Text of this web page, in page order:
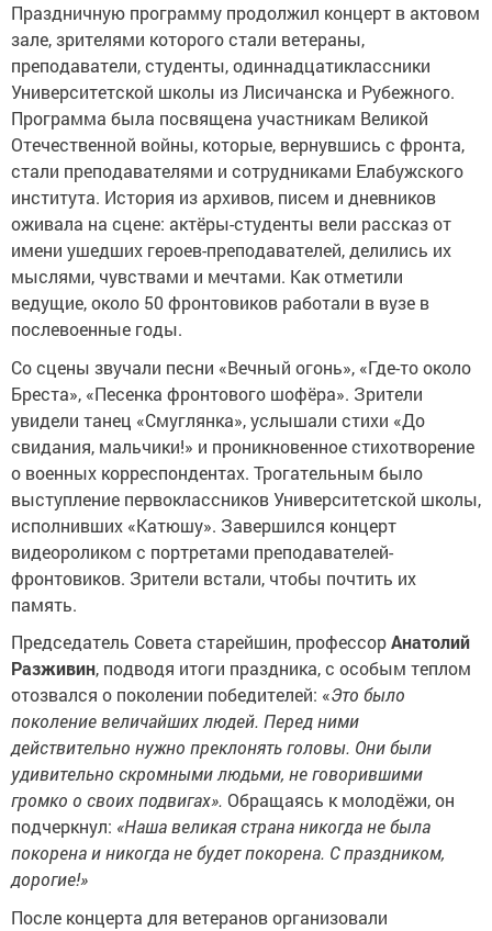
Праздничную программу продолжил концерт в актовом
зале, зрителями которого стали ветераны,
преподаватели, студенты, одиннадцатиклассники
Университетской школы из Лисичанска и Рубежного.
Программа была посвящена участникам Великой
Отечественной войны, которые, вернувшись с фронта,
стали преподавателями и сотрудниками Елабужского
института. История из архивов, писем и дневников
оживала на сцене: актёры-студенты вели рассказ от
имени ушедших героев-преподавателей, делились их
мыслями, чувствами и мечтами. Как отметили
ведущие, около 50 фронтовиков работали в вузе в
послевоенные годы.
Со сцены звучали песни «Вечный огонь», «Где-то около
Бреста», «Песенка фронтового шофёра». Зрители
увидели танец «Смуглянка», услышали стихи «До
свидания, мальчики!» и проникновенное стихотворение
о военных корреспондентах. Трогательным было
выступление первоклассников Университетской школы,
исполнивших «Катюшу». Завершился концерт
видеороликом с портретами преподавателей-
фронтовиков. Зрители встали, чтобы почтить их
память.
Председатель Совета старейшин, профессорАнатолий
Разживин, подводя итоги праздника, с особым теплом
отозвался о поколении победителей: «Это было
поколение величайших людей. Перед ними
действительно нужно преклонять головы. Они были
удивительно скромными людьми, не говорившими
громко о своих подвигах». Обращаясь к молодёжи, он
подчеркнул: «Наша великая страна никогда не была
покорена и никогда не будет покорена. С праздником,
дорогие!»
После концерта для ветеранов организовали